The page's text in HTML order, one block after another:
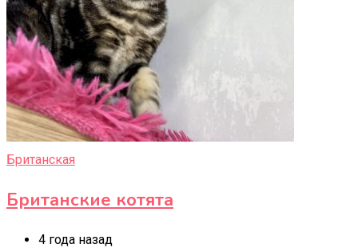
Британская
Британские котята
4 года назад